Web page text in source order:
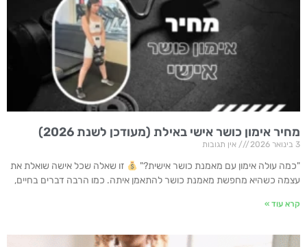
מחיר אימון כושר אישי באילת (מעודכן לשנת 2026)
3 בינואר 2026 אין תגובות
"כמה עולה אימון עם מאמנת כושר אישית?"
זו שאלה שכל אישה שואלת את
עצמה כשהיא מחפשת מאמנת כושר להתאמן איתה. כמו הרבה דברים בחיים,
קרא עוד »